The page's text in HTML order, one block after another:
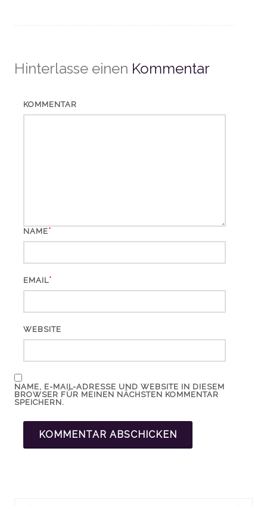
Hinterlasse einen Kommentar
KOMMENTAR
NAME*
EMAIL*
WEBSITE
NAME, E-MAIL-ADRESSE UND WEBSITE IN DIESEM
BROWSER FÜR MEINEN NÄCHSTEN KOMMENTAR
SPEICHERN.